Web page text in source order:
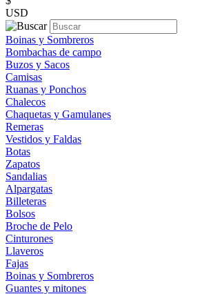
USD
Boinas y Sombreros
Bombachas de campo
Buzos y Sacos
Camisas
Ruanas y Ponchos
Chalecos
Chaquetas y Gamulanes
Remeras
Vestidos y Faldas
Botas
Zapatos
Sandalias
Alpargatas
Billeteras
Bolsos
Broche de Pelo
Cinturones
Llaveros
Fajas
Boinas y Sombreros
Guantes y mitones